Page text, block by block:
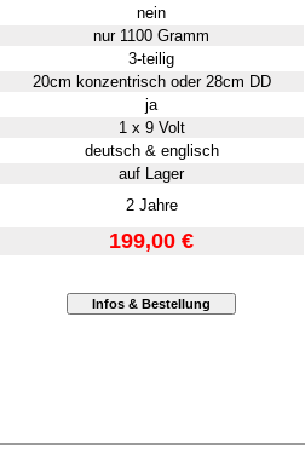
nein
nur 1100 Gramm
3-teilig
20cm konzentrisch oder 28cm DD
ja
1 x 9 Volt
deutsch & englisch
auf Lager
2 Jahre
199,00 €